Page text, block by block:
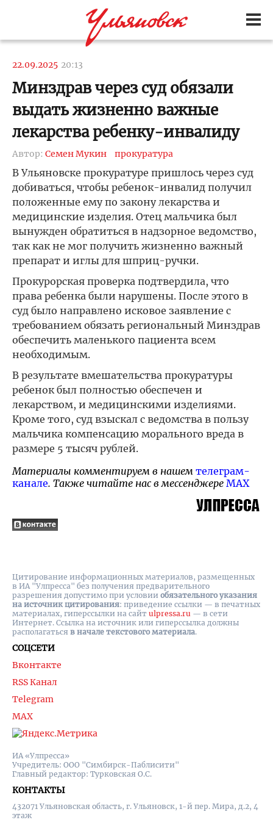
22.09.2025 20:13
Минздрав через суд обязали
выдать жизненно важные
лекарства ребенку-инвалиду
Автор: Семен Мукин прокуратура
В Ульяновске прокуратуре пришлось через суд
добиваться, чтобы ребенок-инвалид получил
положенные ему по закону лекарства и
медицинские изделия. Отец мальчика был
вынужден обратиться в надзорное ведомство,
так как не мог получить жизненно важный
препарат и иглы для шприц-ручки.
Прокурорская проверка подтвердила, что
права ребенка были нарушены. После этого в
суд было направлено исковое заявление с
требованием обязать региональный Минздрав
обеспечить маленького пациента всем
необходимым.
В результате вмешательства прокуратуры
ребенок был полностью обеспечен и
лекарством, и медицинскими изделиями.
Кроме того, суд взыскал с ведомства в пользу
мальчика компенсацию морального вреда в
размере 5 тысяч рублей.
Материалы комментируем в нашем телеграм-
канале. Также читайте нас в мессенджере MAX
ИА «Улпресса»
Учредитель: ООО "Симбирск-Паблисити"
Главный редактор: Турковская О.С.
КОНТАКТЫ
432071 Ульяновская область, г. Ульяновск, 1-й пер. Мира, д.2, 4
этаж
СОЦСЕТИ
Вконтакте
RSS Канал
Telegram
MAX
Цитирование информационных материалов, размещенных
в ИА "Улпресса" без получения предварительного
разрешения допустимо при условии обязательного указания
на источник цитирования: приведение ссылки — в печатных
материалах, гиперссылки на cайт ulpressa.ru — в сети
Интернет. Ссылка на источник или гиперссылка должны
располагаться в начале текстового материала.